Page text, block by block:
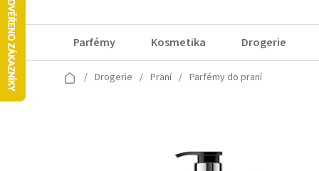
Parfémy Kosmetika Drogerie
Domů
/ Drogerie / Praní / Parfémy do praní